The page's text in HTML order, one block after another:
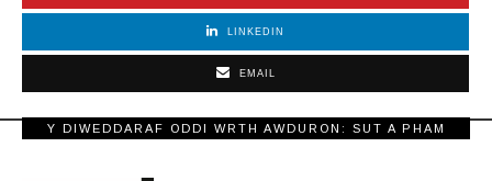
LINKEDIN
EMAIL
Y DIWEDDARAF ODDI WRTH AWDURON: SUT A PHAM